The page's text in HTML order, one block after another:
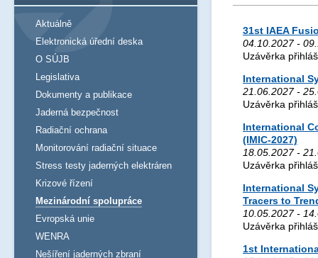
31st IAEA
04.10.2027 -
Uzávěrka
International
21.06.2027 -
Uzávěrka
International
(IMIC-2027)
18.05.2027 -
Uzávěrka
International
Tracers to
10.05.2027 -
Uzávěrka
1st
Aktuálně
Elektronická úřední deska
O SÚJB
Legislativa
Dokumenty a publikace
Jaderná bezpečnost
Radiační ochrana
Monitorování radiační situace
Stress testy jaderných elektráren
Krizové řízení
Mezinárodní spolupráce
Evropská unie
WENRA
Nešíření jaderných zbraní